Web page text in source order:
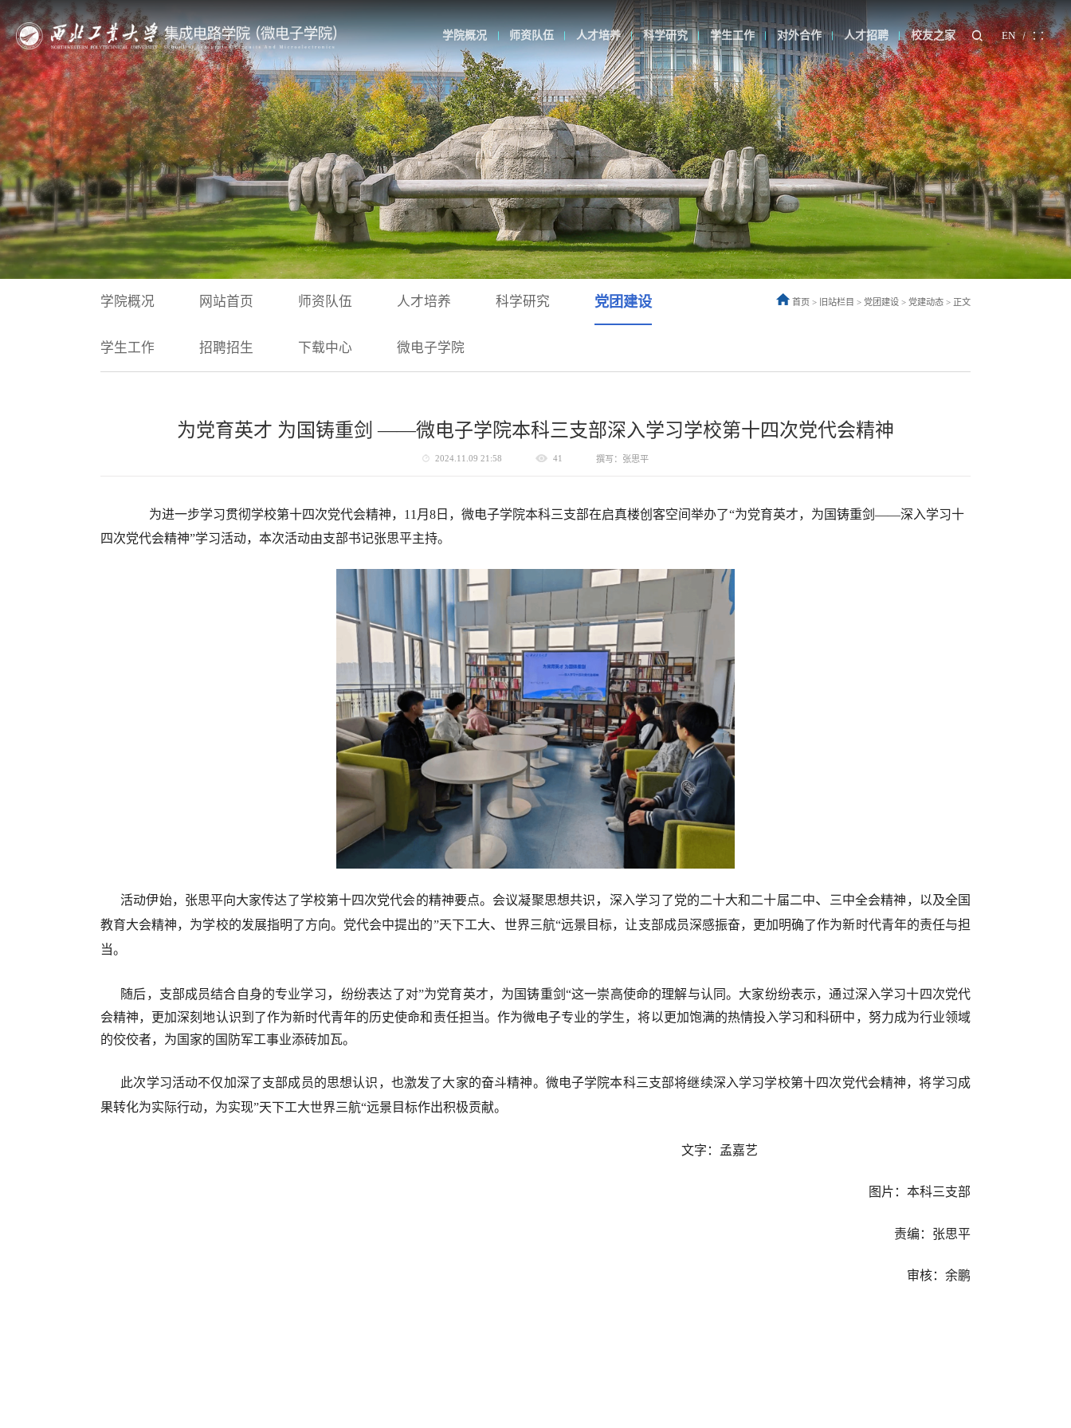
学院概况 师资队伍 人才培养 科学研究 学生工作 对外合作 人才招聘 校友之家 EN
学院概况 网站首页 师资队伍 人才培养 科学研究 党团建设
学生工作 招聘招生 下载中心 微电子学院
首页 > 旧站栏目 > 党团建设 > 党建动态 > 正文
为党育英才 为国铸重剑 ——微电子学院本科三支部深入学习学校第十四次党代会精神
2024.11.09 21:58 41 撰写：张思平
为进一步学习贯彻学校第十四次党代会精神，11月8日，微电子学院本科三支部在启真楼创客空间举办了“为党育英才，为国铸重剑——深入学习十
四次党代会精神”学习活动，本次活动由支部书记张思平主持。
活动伊始，张思平向大家传达了学校第十四次党代会的精神要点。会议凝聚思想共识 ，深入学习了党的二十大和二十届二中、
三中全会精神，以及全国
教育大会精神，为学校的发展指明了方向。党代会中提出的”天下工大、 世界三航“远景目标，让支部成员深感振奋，更加明确了作为新时代青年的责任与担
当。
随后，支部成员结合自身的专业学习 ， 纷纷表达了对”为党育英才，为国铸重剑“这一崇高使命的理解与认同。大家纷纷表示，通过深入学习十四次党代
会精神，更加深刻地认识到了作为新时代青年的历史使命和责任担当。作为微电子专业的学生，将以更加饱满的热情投入学习和科研中，努力成为行业领域
的佼佼者，为国家的国防军工事业添砖加瓦。
此次学习活动不仅加深了支部成员的思想认识，也激发了大家的奋斗精神。微电子学院本科三支部将继续深入学习学校第十四次党代会精神，将学习成
果转化为实际行动，为实现”天下工大世界三航“远景目标作出积极贡献。
文字：孟嘉艺
图片：本科三支部
责编：张思平
审核：余鹏